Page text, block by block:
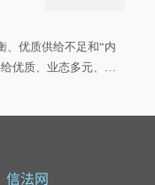
、优质供给不足和“内
优质、业态多元、智